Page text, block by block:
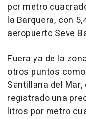
por metro
la Barquera, con
aeropuerto Seve
Fuera ya de la
otros puntos
Santillana del
registrado una
litros por metro